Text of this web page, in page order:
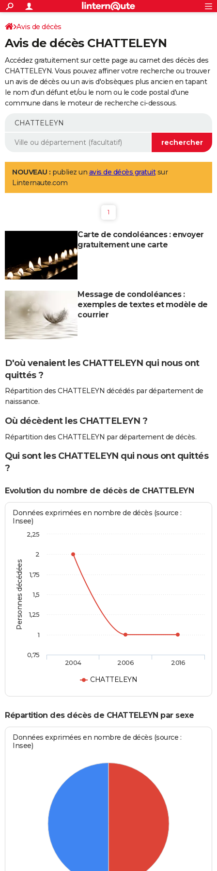
ACTUALITÉS
Politique
Société
Faits Divers
Education
Monde
Villes
+
SPORT
Coupe du monde 2026
Football
Tennis
Cyclisme
Rugby
Forum
Programme TV
TNT
Streaming
Cinéma
Sorties cinéma
Musique
+
FINANCE
Impôts
Immobilier
Risques naturels par ville
Banque
Assurance
Crédit
AUTO
Essais
Réserver un essai
Citadines
Berlines
SUV
Forum auto
+
Mobiles
Meilleur smartphone
Internet
Ordinateurs
Jeux vidéo
Guide high-tech
Aménagement intérieur
LIFESTYLE
Art de vivre
Bien-être
Loisirs
Mode
Modes de vie
PHOTO
BONS PLANS
Carte de Noël
Carte Bonne année
Carte Saint-Valentin
Carte Pâques
Carte d'anniversaire
DICTIONNAIRE
Dictionnaire
Biographies
Citations
Expressions
Proverbes
PROGRAMME TV
S'inscrire
Se connecter
Lycées
Collèges
Primaires
Universités
Entreprises
Service militaire
Avis de recherche
AVIS DE DÉCÈS
FORUM
Bricolage
Lifestyle
Culture
Sport
Auto
Television
Voyage
Cinema
Avis de décès
Avis de décès CHATTELEYN
Accédez gratuitement sur cette page au carnet des décès des
CHATTELEYN. Vous pouvez affiner votre recherche ou trouver
un avis de décès ou un avis d'obsèques plus ancien en tapant
le nom d'un défunt et/ou le nom ou le code postal d'une
commune dans le moteur de recherche ci-dessous.
NOUVEAU : publiez un avis de décès gratuitsur
Linternaute.com
1
Carte de condoléances : envoyer
gratuitement une carte
Message de condoléances :
exemples de textes et modèle de
courrier
D'où venaient les CHATTELEYN qui nous ont
quittés ?
Répartition des CHATTELEYN décédés par département de
naissance.
Où décèdent les CHATTELEYN ?
Répartition des CHATTELEYN par département de décès.
Qui sont les CHATTELEYN qui nous ont quittés
?
Evolution du nombre de décès de CHATTELEYN
Personnes décédées
Données exprimées en nombre de décès (source :
Insee)
CHATTELEYN
2004 2006 2016
0,75
1
1,25
1,5
1,75
2
2,25
Répartition des décès de CHATTELEYN par sexe
Données exprimées en nombre de décès (source :
Insee)